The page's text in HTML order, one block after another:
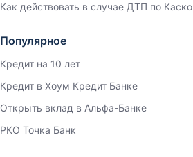
Как действовать в случае ДТП по Каско
Популярное
Кредит на 10 лет
Кредит в Хоум Кредит Банке
Открыть вклад в Альфа-Банке
РКО Точка Банк